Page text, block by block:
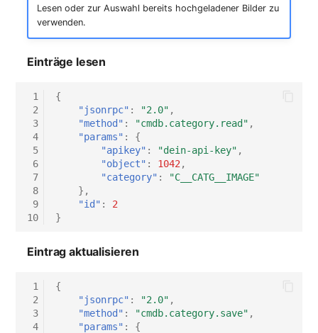
Unterbrechungsfreie
Stromversorgung
Verteilerkasten
Vertrag
Virtueller Client
Virtueller Host
Virtueller Server
VoIP-Telefon
VRRP
Lesen oder zur Auswahl bereits hochgeladener Bilder zu
verwenden.
Einträge lesen
1
2
3
4
5
6
7
8
9
10
{
"jsonrpc" : "2.0" ,
"method" : "cmdb.category.read" ,
"params" :
{
"apikey" : "dein-api-key" ,
"object" : 1042 ,
"category" :
"C__CATG__IMAGE"
},
"id" :
2
}
Eintrag aktualisieren
1
2
3
4
{
"jsonrpc" : "2.0" ,
"method" : "cmdb.category.save" ,
"params" :
{